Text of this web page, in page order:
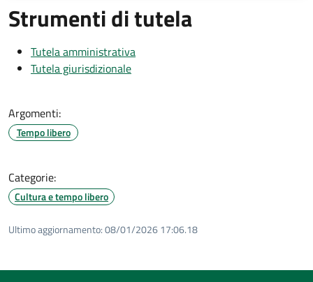
Strumenti di tutela
Tutela amministrativa
Tutela giurisdizionale
Argomenti:
Tempo libero
Categorie:
Cultura e tempo libero
Ultimo aggiornamento:08/01/2026 17:06.18